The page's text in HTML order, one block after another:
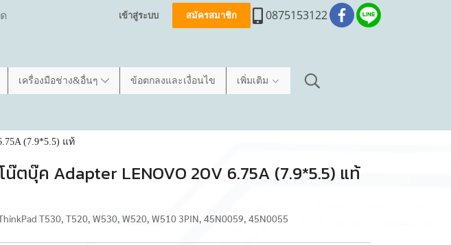
เข้าสู่ระบบ สมัครสมาชิก 0875153122
เครื่องมือช่าง&อื่นๆ ข้อตกลงและเงื่อนไข เพิ่มเติม
(7.9*5.5) แท้
น๊ตบุ๊ค Adapter LENOVO 20V 6.75A (7.9*5.5) แท้
T530, T520, W530, W520, W510 3PIN, 45N0059, 45N0055